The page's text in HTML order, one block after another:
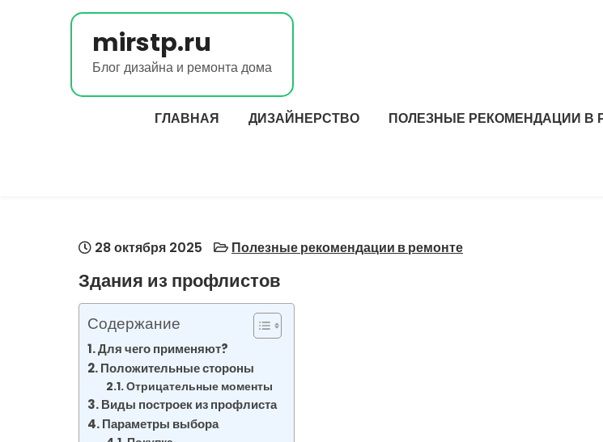
mirstp.ru
Блог дизайна и ремонта дома
ГЛАВНАЯ ДИЗАЙНЕРСТВО ПОЛЕЗНЫЕ РЕКОМЕНДАЦИИ В
28 октября 2025 Полезные рекомендации в ремонте
Здания из профлистов
Содержание
Для чего применяют?
Положительные стороны
Отрицательные моменты
Виды построек из профлиста
Параметры выбора